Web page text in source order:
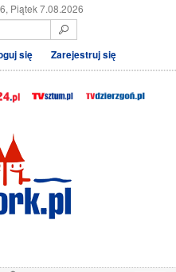
Piątek 7.08.2026
się Zarejestruj się